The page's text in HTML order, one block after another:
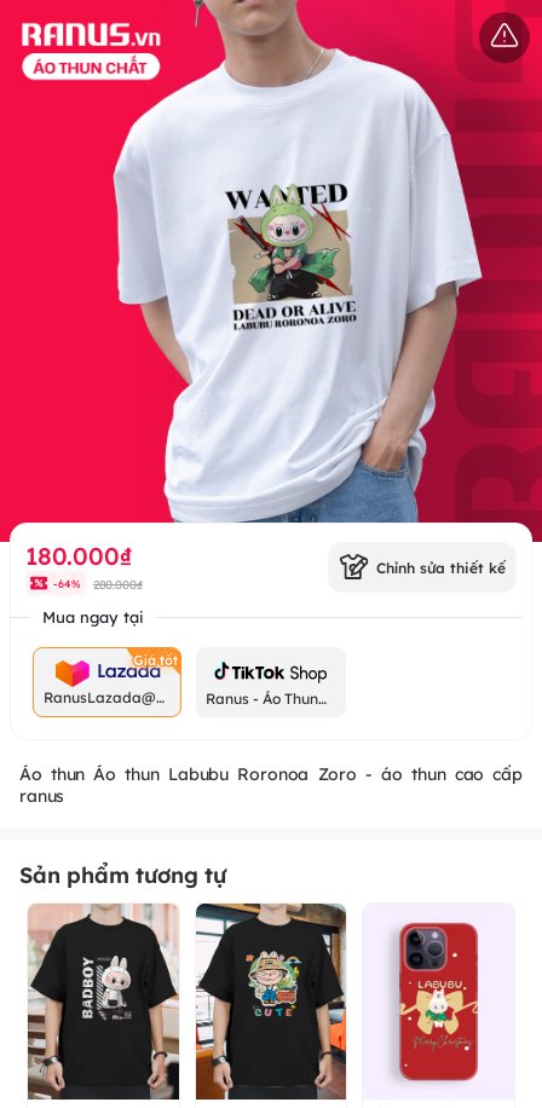
180.000₫
-64% 280.000₫
Chỉnh sửa thiết kế
Mua ngay tại
RanusLazada@g
mail.com
Ranus - Áo Thun
Áo thun Áo thun Labubu Roronoa Zoro - áo thun cao cấp
ranus
Sản phẩm tương tự